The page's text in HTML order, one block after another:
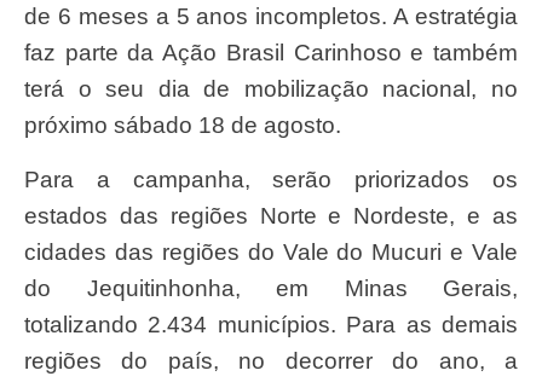
de 6 meses a 5 anos incompletos. A estratégia
faz parte da Ação Brasil Carinhoso e também
terá o seu dia de mobilização nacional, no
próximo sábado 18 de agosto.
Para a campanha, serão priorizados os
estados das regiões Norte e Nordeste, e as
cidades das regiões do Vale do Mucuri e Vale
do Jequitinhonha, em Minas Gerais,
totalizando 2.434 municípios. Para as demais
regiões do país, no decorrer do ano, a